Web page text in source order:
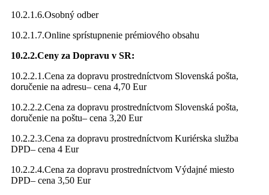
10.2.1.6.Osobný odber
10.2.1.7.Online sprístupnenie prémiového obsahu
10.2.2.Ceny za Dopravu v SR:
10.2.2.1.Cena za dopravu prostredníctvom Slovenská pošta,
doručenie na adresu– cena 4,70 Eur
10.2.2.2.Cena za dopravu prostredníctvom Slovenská pošta,
doručenie na poštu– cena 3,20 Eur
10.2.2.3.Cena za dopravu prostredníctvom Kuriérska služba
DPD– cena 4 Eur
10.2.2.4.Cena za dopravu prostredníctvom Výdajné miesto
DPD– cena 3,50 Eur